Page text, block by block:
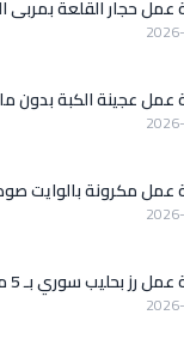
عمل حجار القلعة
عمل عجينة الكبة بدون
عمل مكرونة بالوايت
رز بحليب سوري بـ 5 مكونات